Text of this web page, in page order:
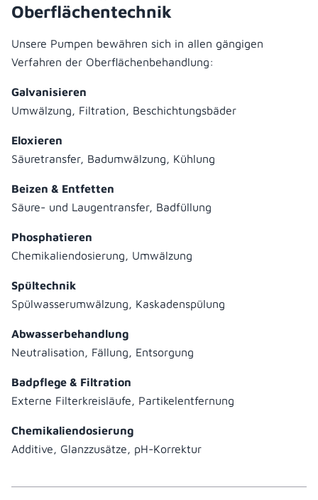
Oberflächentechnik
Unsere Pumpen bewähren sich in allen gängigen
Verfahren der Oberflächenbehandlung:
Galvanisieren
Umwälzung, Filtration, Beschichtungsbäder
Eloxieren
Säuretransfer, Badumwälzung, Kühlung
Beizen & Entfetten
Säure- und Laugentransfer, Badfüllung
Phosphatieren
Chemikaliendosierung, Umwälzung
Spültechnik
Spülwasserumwälzung, Kaskadenspülung
Abwasserbehandlung
Neutralisation, Fällung, Entsorgung
Badpflege & Filtration
Externe Filterkreisläufe, Partikelentfernung
Chemikaliendosierung
Additive, Glanzzusätze, pH-Korrektur